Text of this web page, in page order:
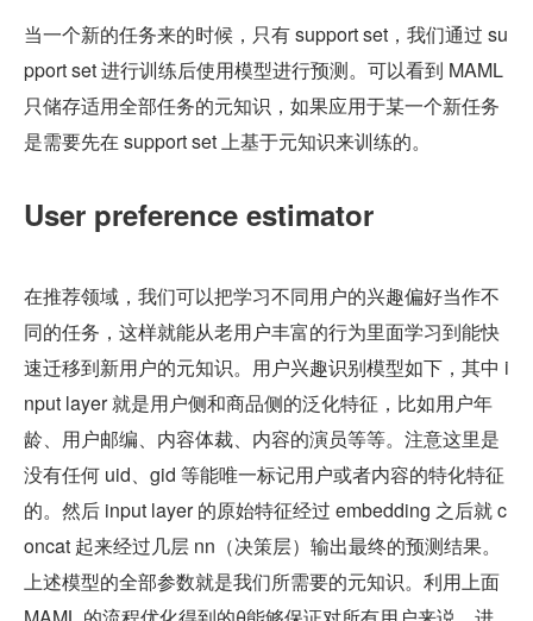
当一个新的任务来的时候，只有 support set，我们通过 su
pport set 进行训练后使用模型进行预测。可以看到 MAML
只储存适用全部任务的元知识，如果应用于某一个新任务
是需要先在 support set 上基于元知识来训练的。
User preference estimator
在推荐领域，我们可以把学习不同用户的兴趣偏好当作不
同的任务，这样就能从老用户丰富的行为里面学习到能快
速迁移到新用户的元知识。用户兴趣识别模型如下，其中 i
nput layer 就是用户侧和商品侧的泛化特征，比如用户年
龄、用户邮编、内容体裁、内容的演员等等。注意这里是
没有任何 uid、gid 等能唯一标记用户或者内容的特化特征
的。然后 input layer 的原始特征经过 embedding 之后就 c
oncat 起来经过几层 nn（决策层）输出最终的预测结果。
上述模型的全部参数就是我们所需要的元知识。利用上面